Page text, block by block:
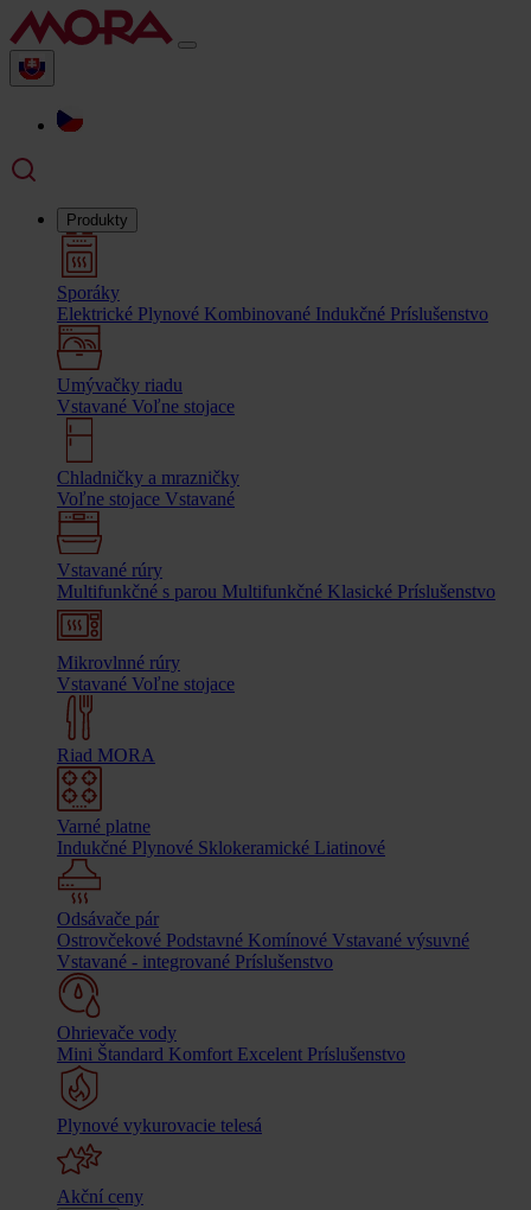
Produkty
Sporáky
Elektrické Plynové Kombinované Indukčné Príslušenstvo
Umývačky riadu
Vstavané Voľne stojace
Chladničky a mrazničky
Voľne stojace Vstavané
Vstavané rúry
Multifunkčné s parou Multifunkčné Klasické Príslušenstvo
Mikrovlnné rúry
Vstavané Voľne stojace
Riad MORA
Varné platne
Indukčné Plynové Sklokeramické Liatinové
Odsávače pár
Ostrovčekové Podstavné Komínové Vstavané výsuvné
Vstavané - integrované Príslušenstvo
Ohrievače vody
Mini Štandard Komfort Excelent Príslušenstvo
Plynové vykurovacie telesá
Akční ceny